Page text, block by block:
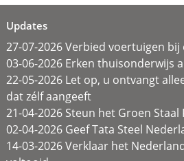
Updates
27-07-2026 Verbied voertuigen
03-06-2026 Erken thuisonderwijs
22-05-2026 Let op, u ontvangt
dat zélf aangeeft
21-04-2026 Steun het Groen Staal
02-04-2026 Geef Tata Steel
14-03-2026 Verklaar het